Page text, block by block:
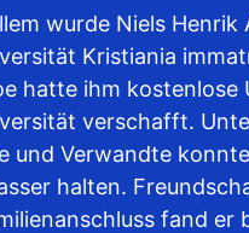
wurde Niels Henrik
Kristiania
hatte ihm kostenlose
verschafft.
und Verwandte
halten.
fand er